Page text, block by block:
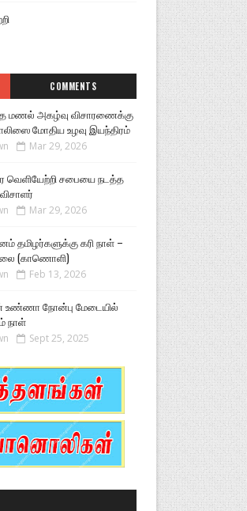
COMMENTS
மணல் அகழ்வு விசாரணைக்கு
மோதிய உழவு இயந்திரம்
Mar 29, 2026
வெளியேற்றி சபையை நடத்த
Mar 29, 2026
தமிழர்களுக்கு கரி நாள் –
(காணொளி)
Feb 13, 2026
உண்ணா நோன்பு மேடையில்
நாள்
Sept 25, 2025